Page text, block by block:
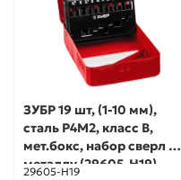
ЗУБР 19 шт, (1-10 мм),
сталь Р4М2, класс В,
мет.бокс, набор сверл по
металлу (29605-H19)
29605-H19